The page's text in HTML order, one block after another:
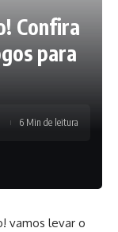
Confira
para
6 Min de leitura
vamos levar o